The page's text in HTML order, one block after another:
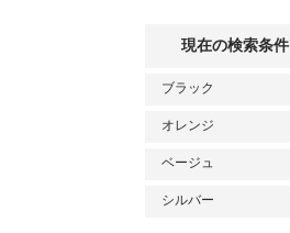
現在の検索条件
ブラック
オレンジ
ベージュ
シルバー